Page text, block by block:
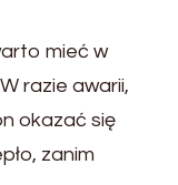
mieć w
razie awarii,
okazać się
zanim